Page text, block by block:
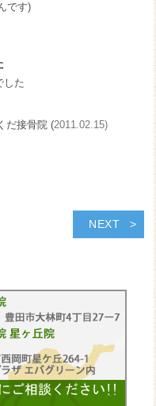
です)
した
だ接骨院 (2011.02.15)
NEXT